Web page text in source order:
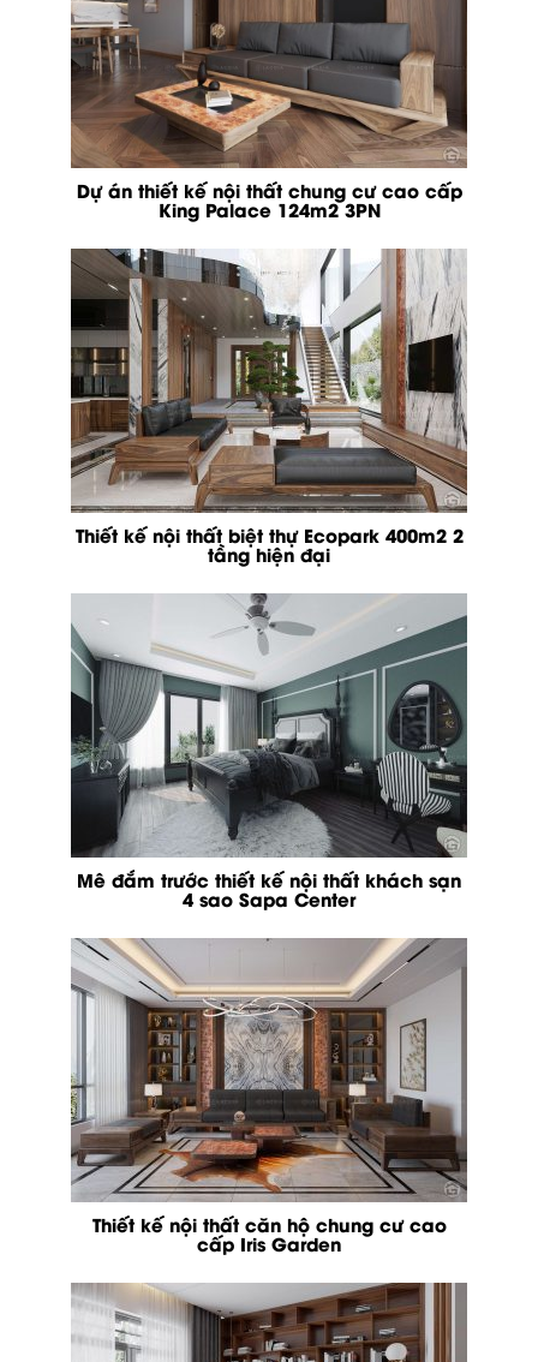
Dự án thiết kế nội thất chung cư cao cấp
King Palace 124m2 3PN
Thiết kế nội thất biệt thự Ecopark 400m2 2
tầng hiện đại
Mê đắm trước thiết kế nội thất khách sạn
4 sao Sapa Center
Thiết kế nội thất căn hộ chung cư cao
cấp Iris Garden